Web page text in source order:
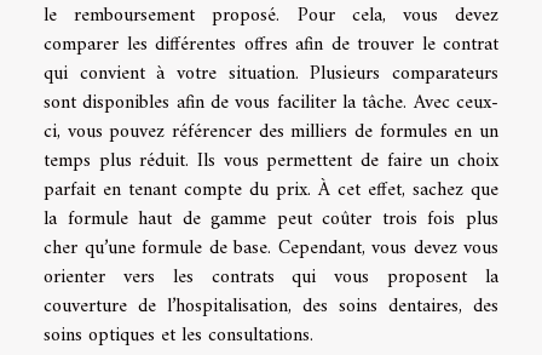
le remboursement proposé. Pour cela, vous devez
comparer les différentes offres afin de trouver le contrat
qui convient à votre situation. Plusieurs comparateurs
sont disponibles afin de vous faciliter la tâche. Avec ceux-
ci, vous pouvez référencer des milliers de formules en un
temps plus réduit. Ils vous permettent de faire un choix
parfait en tenant compte du prix. À cet effet, sachez que
la formule haut de gamme peut coûter trois fois plus
cher qu’une formule de base. Cependant, vous devez vous
orienter vers les contrats qui vous proposent la
couverture de l’hospitalisation, des soins dentaires, des
soins optiques et les consultations.